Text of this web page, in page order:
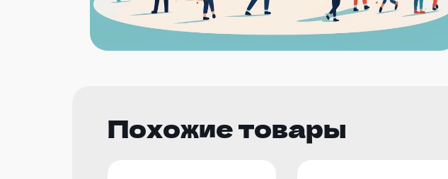
Похожие товары